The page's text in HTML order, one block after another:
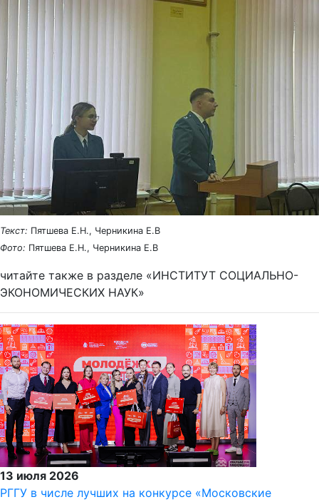
Текст: Пятшева Е.Н., Черникина Е.В
Фото: Пятшева Е.Н., Черникина Е.В
читайте также в разделе «ИНСТИТУТ СОЦИАЛЬНО-
ЭКОНОМИЧЕСКИХ НАУК»
13 июля 2026
РГГУ в числе лучших на конкурсе «Московские